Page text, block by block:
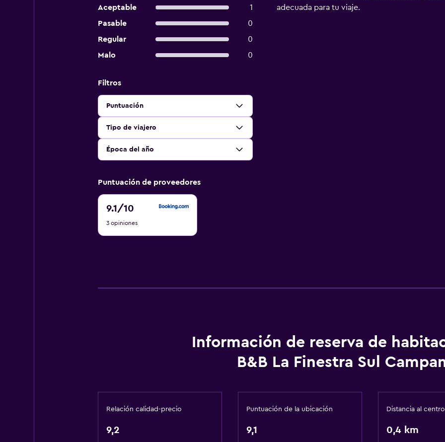
Aceptable
1
Pasable
0
Regular
0
Malo
0
Filtros
Puntuación
Tipo de viajero
Época del año
Puntuación de proveedores
9.1 /10
9.1
10
3 opiniones
adecuada para tu viaje.
Información de reserva de
B&B La Finestra Sul
Relación calidad-precio
9,2
Puntuación de la ubicación
9,1
Distancia al centro
0,4 km